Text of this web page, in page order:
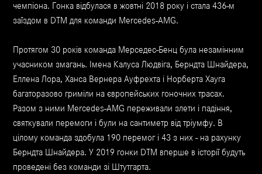
чемпіона. Гонка відбулася в жовтні 2018 року і стала 436-м
заїздом в DTM для команди Mercedes-AMG.
Протягом 30 років команда Мерседес-Бенц була незамінним
учасником змагань. Імена Калуса Людвіга, Берндта Шнайдера,
Еллена Лора, Ханса Вернера Ауфрехта і Норберта Хауга
багаторазово гриміли на європейських гоночних трасах.
Разом з ними Mercedes-AMG переживали злети і падіння,
святкували перемоги і були на сантиметр від тріумфу. В
цілому команда здобула 190 перемог і 43 з них - на рахунку
Берндта Шнайдера. У 2019 гонки DTM вперше в історії будуть
проведені без команди зі Штутгарта.